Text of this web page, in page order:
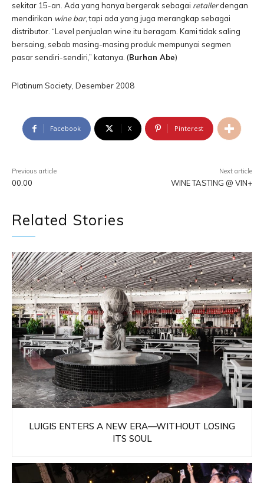
sekitar 15-an. Ada yang hanya bergerak sebagai retailerdengan
mendirikan wine bar, tapi ada yang juga merangkap sebagai
distributor. “Level penjualan wine itu beragam. Kami tidak saling
bersaing, sebab masing-masing produk mempunyai segmen
pasar sendiri-sendiri,” katanya. (Burhan Abe)
Platinum Society, Desember 2008
Facebook X Pinterest
Previous article
00.00
Next article
WINE TASTING @ VIN+
Related Stories
LUIGIS ENTERS A NEW ERA—WITHOUT LOSING
ITS SOUL